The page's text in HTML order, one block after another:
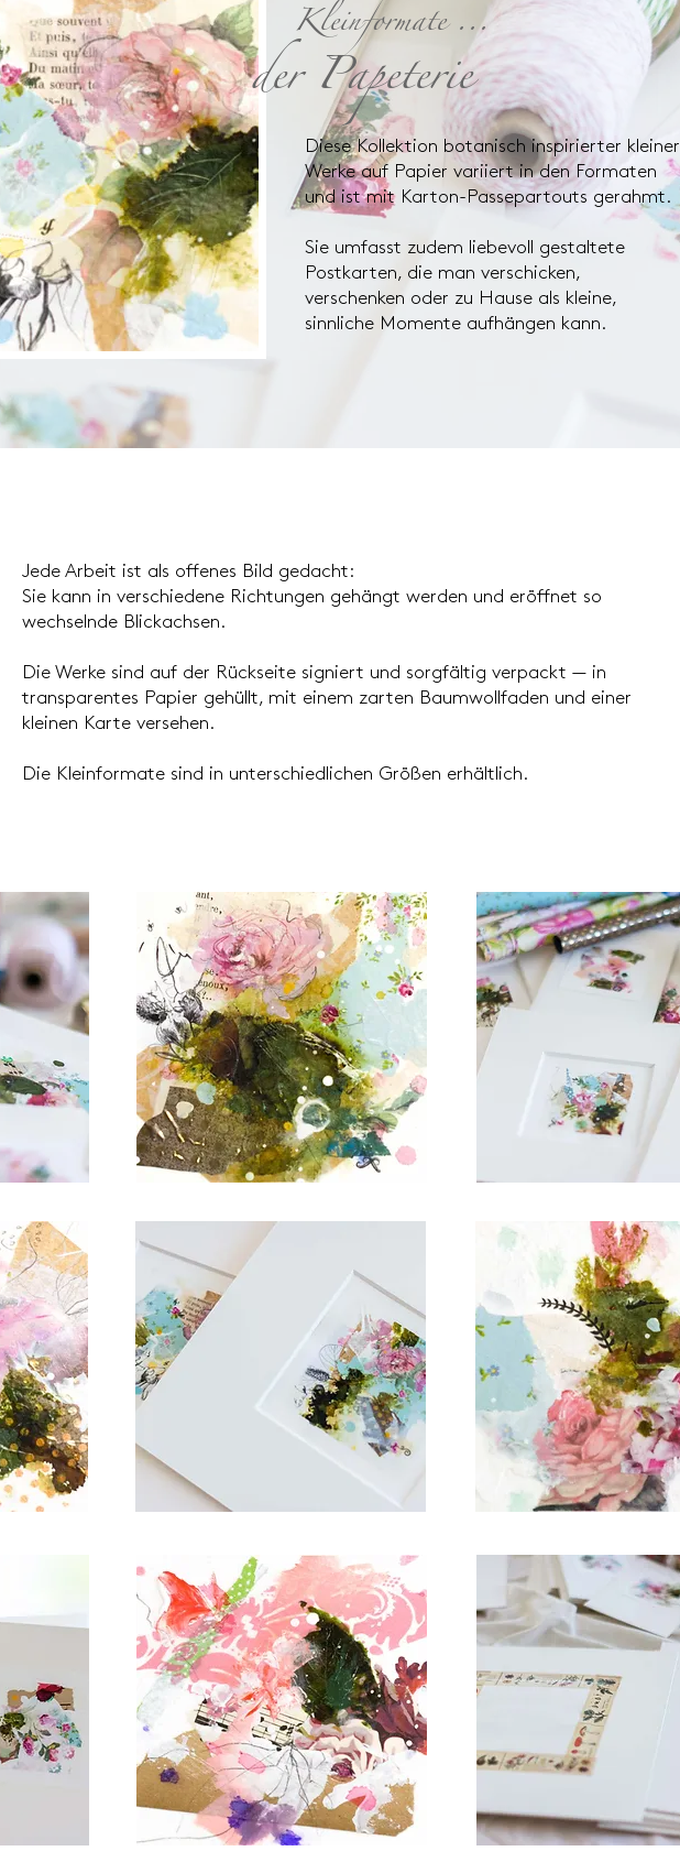
der Papeterie
Diese Kollektion botanisch inspirierter kleiner
Werke auf Papier variiert in den Formaten
und ist mit Karton-Passepartouts gerahmt.
Sie umfasst zudem liebevoll gestaltete
Postkarten, die man verschicken,
verschenken oder zu Hause als kleine,
sinnliche Momente aufhängen kann.
Kleinformate ...
Jede Arbeit ist als offenes Bild gedacht:
Sie kann in verschiedene Richtungen gehängt werden und eröffnet so
wechselnde Blickachsen.
Die Werke sind auf der Rückseite signiert und sorgfältig verpackt — in
transparentes Papier gehüllt, mit einem zarten Baumwollfaden und einer
kleinen Karte versehen.
Die Kleinformate sind in unterschiedlichen Größen erhältlich.